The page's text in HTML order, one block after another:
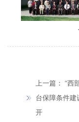
上一篇： “西
台保障条件建
开